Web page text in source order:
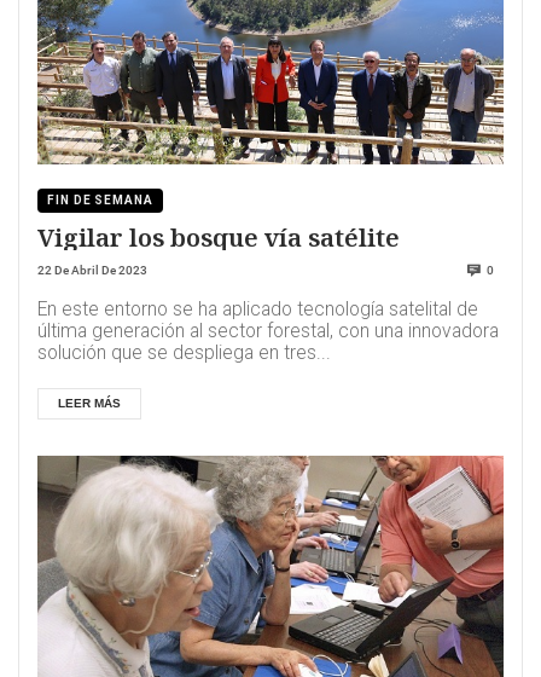
FIN DE SEMANA
Vigilar los bosque vía satélite
22 De Abril De 2023 0
En este entorno se ha aplicado tecnología satelital de
última generación al sector forestal, con una innovadora
solución que se despliega en tres...
LEER MÁS